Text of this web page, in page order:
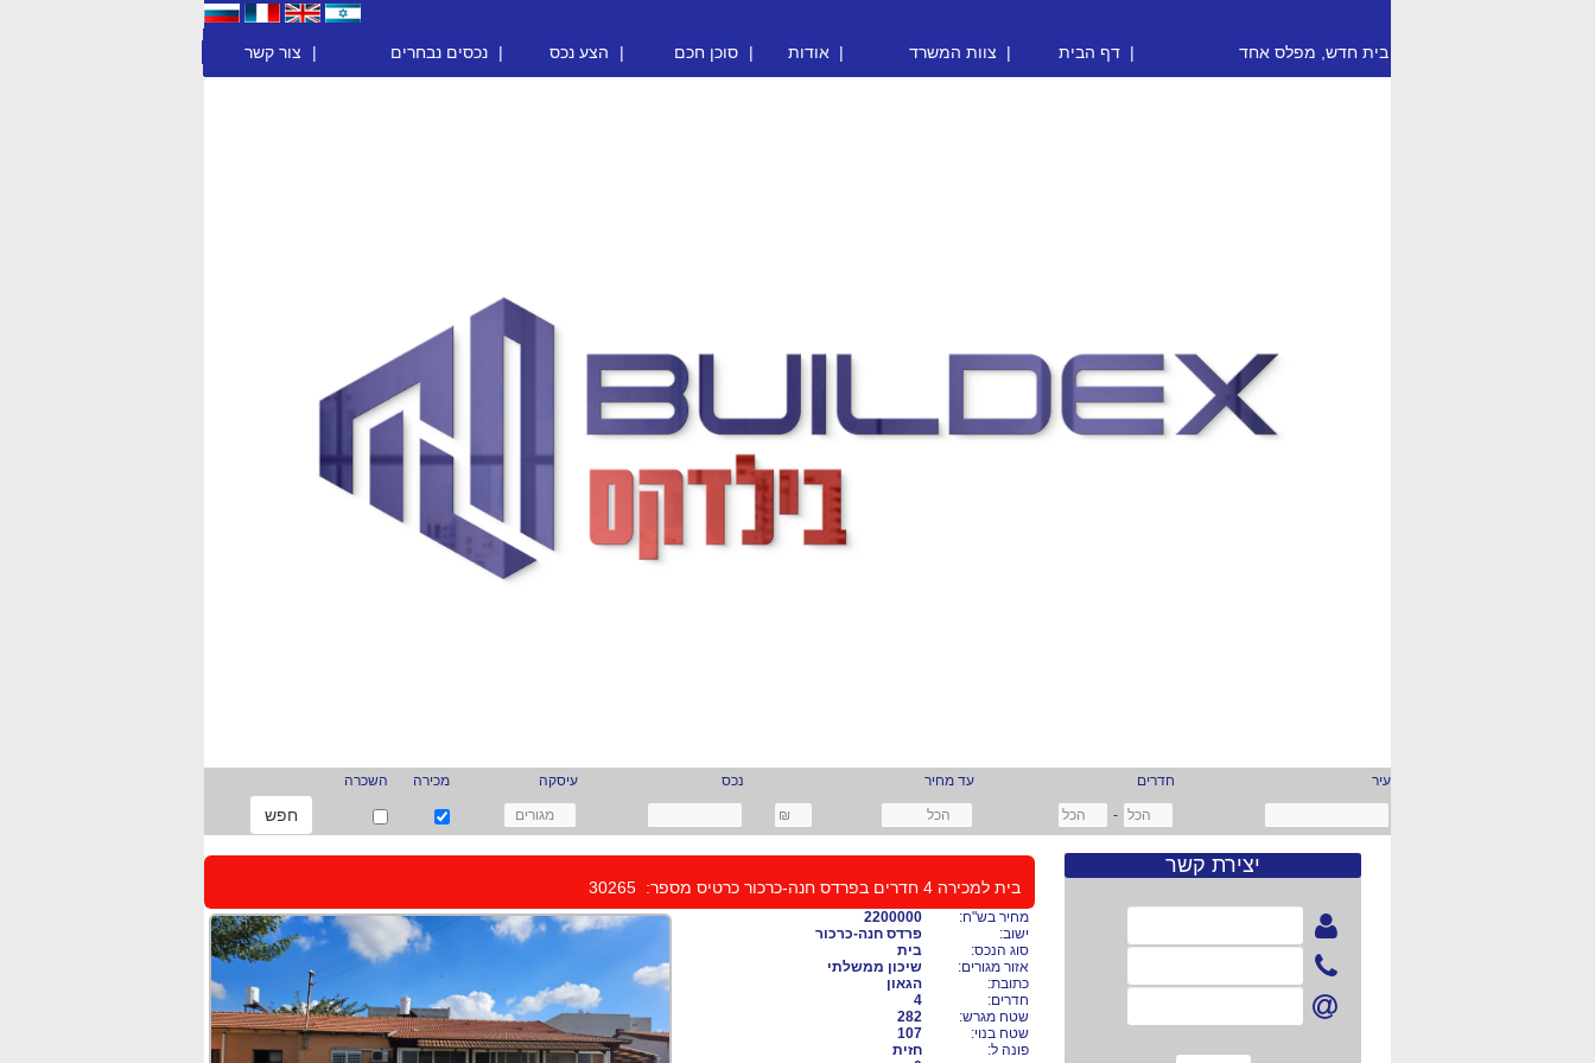
בית חדש, מפלס אחד | דף הבית | צוות המשרד | אודות | סוכן חכם | הצע נכס | נכסים נבחרים | צור קשר
עיר חדרים עד מחיר נכס עיסקה מכירה השכרה
-
יצירת קשר
בית למכירה 4 חדרים בפרדס חנה-כרכור כרטיס מספר: 30265
מחיר בש"ח:
2200000
ישוב:
פרדס חנה-כרכור
סוג הנכס:
בית
אזור מגורים:
שיכון ממשלתי
כתובת:
הגאון
חדרים:
4
שטח מגרש:
282
שטח בנוי:
107
פונה ל:
חזית